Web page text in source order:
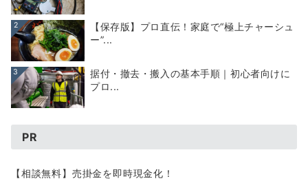
2
【保存版】プロ直伝！家庭で“極上チャーシュ
ー”...
3
据付・撤去・搬入の基本手順｜初心者向けに
プロ...
PR
【相談無料】売掛金を即時現金化！